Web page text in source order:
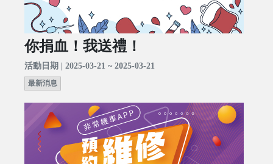
你捐血！我送禮！
活動日期 | 2025-03-21 ~ 2025-03-21
最新消息